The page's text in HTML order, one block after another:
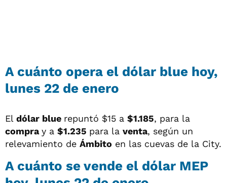
A cuánto opera el dólar blue hoy,
lunes 22 de enero
El dólar blue repuntó $15 a $1.185, para la
compray a $1.235 para la venta, según un
relevamiento de Ámbito en las cuevas de la City.
A cuánto se vende el dólar MEP